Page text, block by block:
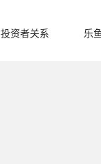
投资者关系 乐